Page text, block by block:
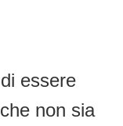
essere
non sia